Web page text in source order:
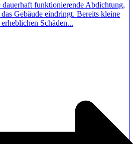
dauerhaft funktionierende Abdichtung,
Gebäude eindringt. Bereits kleine
Schäden...